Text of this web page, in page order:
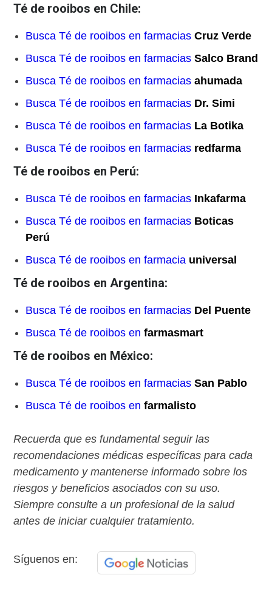
Té de rooibos en Chile:
Busca Té de rooibos en farmaciasCruz Verde
Busca Té de rooibos en farmaciasSalco Brand
Busca Té de rooibos en farmaciasahumada
Busca Té de rooibos en farmacias Dr. Simi
Busca Té de rooibos en farmacias La Botika
Busca Té de rooibos en farmacias redfarma
Té de rooibos en Perú:
Busca Té de rooibos en farmacias Inkafarma
Busca Té de rooibos en farmacias Boticas
Perú
Busca Té de rooibos en farmacia universal
Té de rooibos en Argentina:
Busca Té de rooibos en farmacias Del Puente
Busca Té de rooibos enfarmasmart
Té de rooibos en México:
Busca Té de rooibos en farmaciasSan Pablo
Busca Té de rooibos enfarmalisto
Recuerda que es fundamental seguir las
recomendaciones médicas específicas para cada
medicamento y mantenerse informado sobre los
riesgos y beneficios asociados con su uso.
Siempre consulte a un profesional de la salud
antes de iniciar cualquier tratamiento.
Síguenos en: